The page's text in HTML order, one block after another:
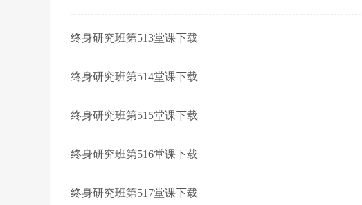
终身研究班第513堂课下载
终身研究班第514堂课下载
终身研究班第515堂课下载
终身研究班第516堂课下载
终身研究班第517堂课下载